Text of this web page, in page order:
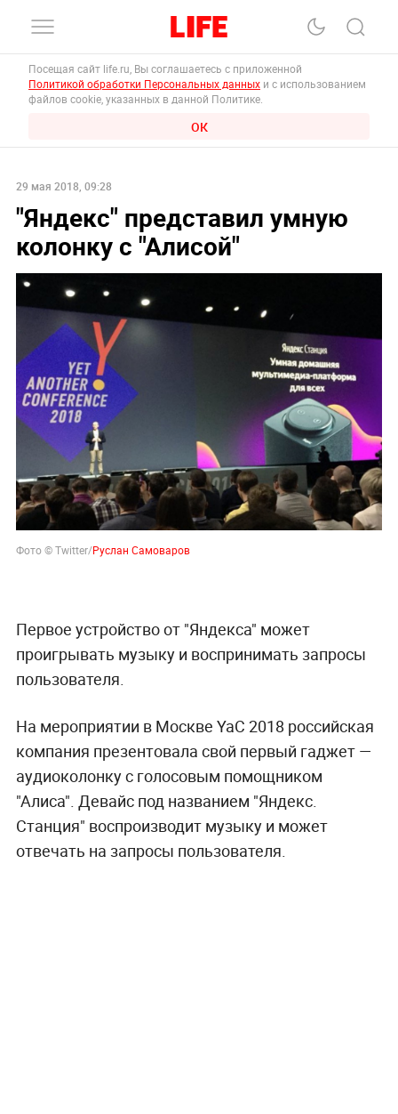
Посещая сайт life.ru, Вы соглашаетесь с приложенной
Политикой обработки Персональных данных и с использованием
файлов cookie, указанных в данной Политике.
ОК
29 мая 2018, 09:28
"Яндекс" представил умную
колонку с "Алисой"
Фото © Twitter/ Руслан Самоваров‏
Первое устройство от "Яндекса" может
проигрывать музыку и воспринимать запросы
пользователя.
На мероприятии в Москве YaC 2018 российская
компания презентовала свой первый гаджет —
аудиоколонку с голосовым помощником
"Алиса". Девайс под названием "Яндекс.
Станция" воспроизводит музыку и может
отвечать на запросы пользователя.